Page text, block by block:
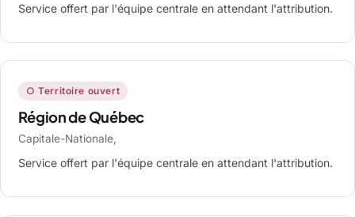
Service offert par l'équipe centrale en attendant l'attribution.
○ Territoire ouvert
Région de Québec
Capitale-Nationale,
Service offert par l'équipe centrale en attendant l'attribution.